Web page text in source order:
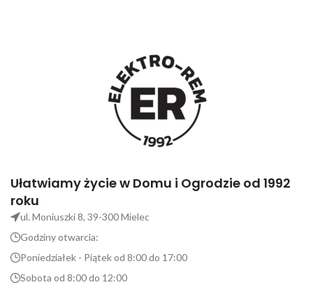
Ułatwiamy życie w Domu i Ogrodzie od 1992
roku
ul. Moniuszki 8, 39-300 Mielec
Godziny otwarcia:
Poniedziałek - Piątek od 8:00 do 17:00
Sobota od 8:00 do 12:00